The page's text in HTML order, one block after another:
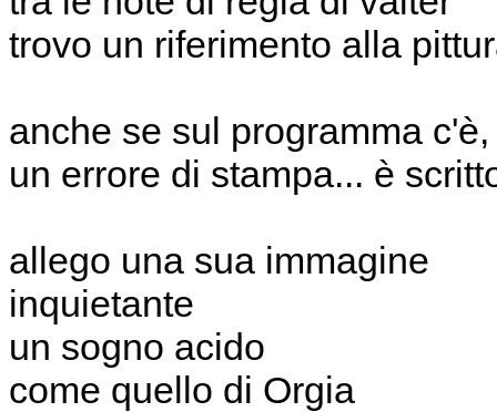
trovo un riferimento alla
anche se sul programma
un errore di stampa... è
allego una sua immagine
inquietante
un sogno acido
come quello di Orgia